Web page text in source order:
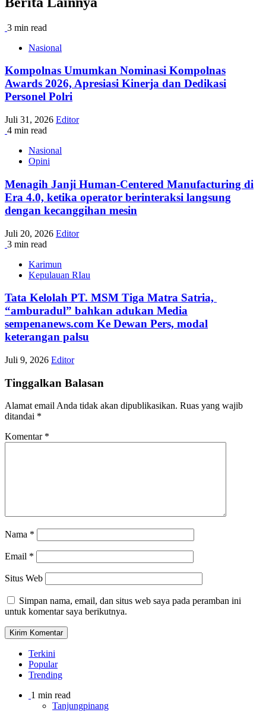
3 min read
Nasional
Kompolnas Umumkan Nominasi Kompolnas
Awards 2026, Apresiasi Kinerja dan Dedikasi
Personel Polri
Juli 31, 2026 Editor
4 min read
Nasional
Opini
Menagih Janji Human-Centered Manufacturing di
Era 4.0, ketika operator berinteraksi langsung
dengan kecanggihan mesin
Juli 20, 2026 Editor
3 min read
Karimun
Kepulauan RIau
Tata Kelolah PT. MSM Tiga Matra Satria,
“amburadul” bahkan adukan Media
sempenanews.com Ke Dewan Pers, modal
keterangan palsu
Juli 9, 2026 Editor
Tinggalkan Balasan
Alamat email Anda tidak akan dipublikasikan. Ruas yang wajib
ditandai *
Komentar *
Nama *
Email *
Situs Web
Simpan nama, email, dan situs web saya pada peramban ini
untuk komentar saya berikutnya.
Terkini
Popular
Trending
1 min read
Tanjungpinang